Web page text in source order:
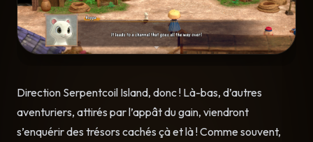
Direction Serpentcoil Island, donc ! Là-bas, d’autres
aventuriers, attirés par l’appât du gain, viendront
s’enquérir des trésors cachés çà et là ! Comme souvent,